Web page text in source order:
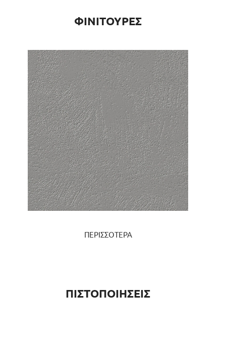
ΦΙΝΙΤΟΥΡΕΣ
ΠΕΡΙΣΣΟΤΕΡΑ
ΠΙΣΤΟΠΟΙΗΣΕΙΣ